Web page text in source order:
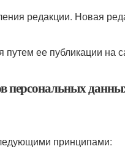
редакции. Новая
путем ее публикации на
персональных
принципами: